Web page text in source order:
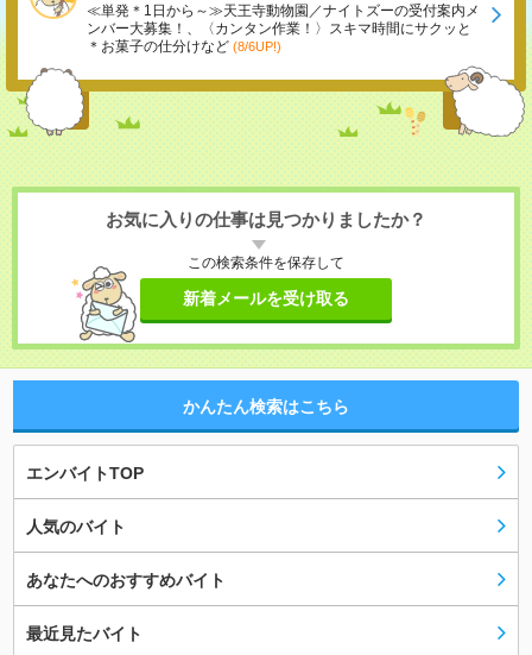
≪単発＊1日から～≫天王寺動物園／ナイトズーの受付案内メ
ンバー大募集！、〈カンタン作業！〉スキマ時間にサクッと
＊お菓子の仕分けなど (8/6UP!)
お気に入りの仕事は見つかりましたか？
この検索条件を保存して
新着メールを受け取る
かんたん検索はこちら
エンバイトTOP
人気のバイト
あなたへのおすすめバイト
最近見たバイト